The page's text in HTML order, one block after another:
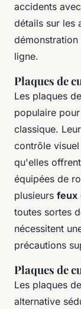
accidents
détails sur les
démonstration
ligne.
Plaques de
Les plaques de
populaire
classique.
contrôle
qu'elles
équipées de
plusieurs feux
toutes sortes
nécessitent
précautions
Plaques de
Les plaques de
alternative